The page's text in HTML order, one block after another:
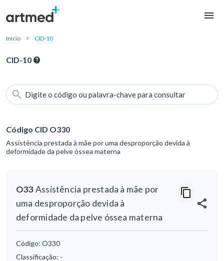
Início CID-10
CID-10
Digite o código ou palavra-chave para consultar
Código CID O330
Assistência prestada à mãe por uma desproporção devida à
deformidade da pelve óssea materna
O33Assistência prestada à mãe por
uma desproporção devida à
deformidade da pelve óssea materna
Código: O330
Classificação: -